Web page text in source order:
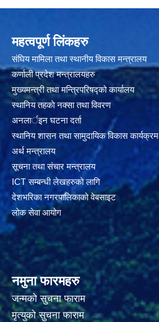
महत्वपूर्ण लिंकहरु
संघिय मामिला तथा स्थानीय विकास मन्त्रालय
कर्णाली प्रदेश मन्त्रालयहरु
मुख्यमन्त्री तथा मन्त्रिपरिषद्को कार्यालय
स्थानिय तहकाे नक्सा तथा विवरण
अनलार्इन घटना दर्ता
स्थानिय शासन तथा सामुदायिक विकास
अर्थ मन्त्रालय
सूचना तथा संचार मन्त्रालय
ICT सम्बन्धी लेखहरुको लागि
देशभरिका नगरपालिकाको वेबसाइट
लोक सेवा आयोग
नमुना फारमहरु
जन्मको सुचना फाराम
मृत्युको सुचना फाराम